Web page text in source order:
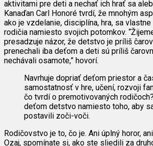
aktivitami pre deti a nechať ich hrať sa
Kanaďan Carl Honoré tvrdí, že mnohým
ako je vzdelanie, disciplína, hra, sa
rodičia namiesto svojich potomkov.
presadzuje názor, že detstvo je príliš
prenechali iba deťom a deti sú príliš
nechávali osamote,” hovorí.
Navrhuje dopriať deťom priestor a
samostatnosť v hre, učení, rozvoji
čo tvrdí o premotivovaných
deťom detstvo namiesto toho, aby
postavili zoči-voči.
Rodičovstvo je to, čo je. Ani úplný horor,
Ozaj, spomínate si, ako ste sliedili za